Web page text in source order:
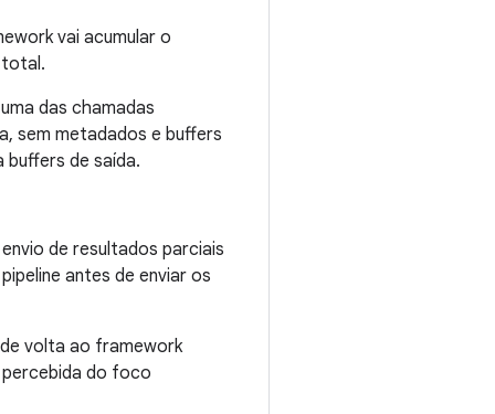
vai acumular o
total.
das chamadas
sem metadados e buffers
buffers de saída.
de resultados parciais
antes de enviar os
volta ao framework
do foco